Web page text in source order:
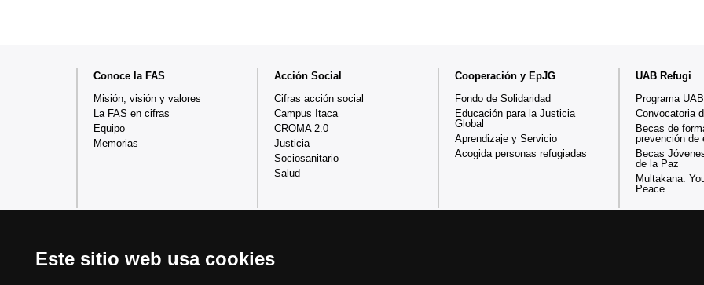
Este sitio web usa cookies
Conoce la FAS
Misión, visión y valores
La FAS en cifras
Equipo
Memorias
Acción Social
Cifras acción social
Campus Itaca
CROMA 2.0
Justicia
Sociosanitario
Salud
Cooperación y EpJG
Fondo de Solidaridad
Educación para la Justicia
Global
Aprendizaje y Servicio
Acogida personas refugiadas
UAB Refugi
Programa
Convocatoria
Becas de
prevención de
Becas
de la Paz
Multakana:
Peace